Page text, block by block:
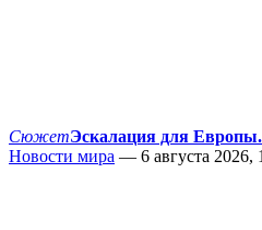
СюжетЭскалация для
Новости мира — 6 августа 2026,